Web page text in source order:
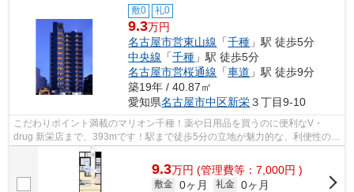
敷0 礼0
9.3万円
名古屋市営東山線 「千種 」駅 徒歩5分
中央線 「千種 」駅 徒歩5分
名古屋市営桜通線 「車道 」駅 徒歩9分
築19年 / 40.87㎡
愛知県名古屋市中区新栄３丁目9-10
こだわりポイント満載のマリオン千種！薬や日用品を買うのに便利なV・
drug 新栄店まで、393mです！駅まで徒歩5分の立地が魅力的な、利便性の高
い物件です！こちらの物件はエレベーター...
9.3万円 (管理費等：7,000円 )
敷金 0ヶ月 礼金 0ヶ月